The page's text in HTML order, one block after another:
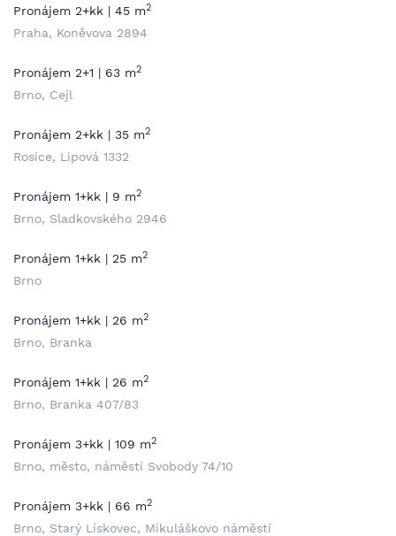
Pronájem 2+kk | 45 m2
Praha, Koněvova 2894
Pronájem 2+1 | 63 m2
Brno, Cejl
Pronájem 2+kk | 35 m2
Rosice, Lipová 1332
Pronájem 1+kk | 9 m2
Brno, Sladkovského 2946
Pronájem 1+kk | 25 m2
Brno
Pronájem 1+kk | 26 m2
Brno, Branka
Pronájem 1+kk | 26 m2
Brno, Branka 407/83
Pronájem 3+kk | 109 m2
Brno, město, náměstí Svobody 74/10
Pronájem 3+kk | 66 m2
Brno, Starý Lískovec, Mikuláškovo náměstí